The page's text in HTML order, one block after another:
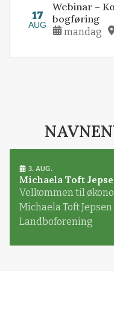
17
AUG
Webinar –
bogføring
mandag
3. AUG.
Michaela Toft
Velkommen til
Michaela Toft
Landboforening